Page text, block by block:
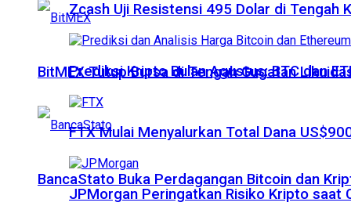
BitMEX Tutup Bursa di Tengah Gugatan
BancaStato Buka Perdagangan Bitcoin dan
Zcash Uji Resistensi 495 Dolar di Tengah
Prediksi Kripto Bulan Agustus: BTC dan
FTX Mulai Menyalurkan Total Dana
JPMorgan Peringatkan Risiko Kripto saat